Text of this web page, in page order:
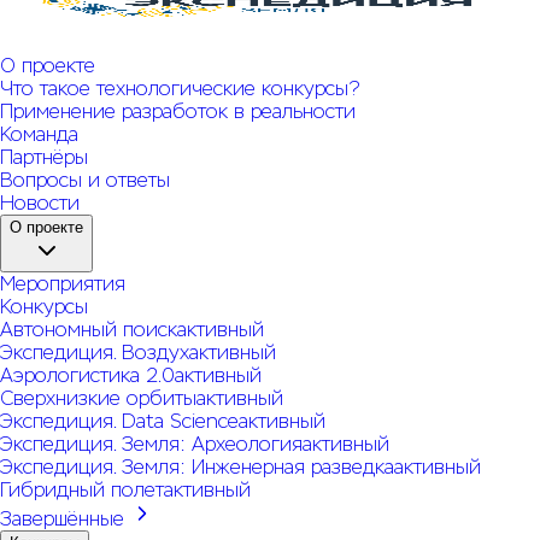
"Экспедиция. Земля"
О проекте
Что такое технологические конкурсы?
Применение разработок в реальности
Команда
Партнёры
Вопросы и ответы
Новости
О проекте
Мероприятия
Конкурсы
Автономный поискактивный
Экспедиция. Воздухактивный
Аэрологистика 2.0активный
Сверхнизкие орбитыактивный
Экспедиция. Data Scienceактивный
Экспедиция. Земля: Археологияактивный
Экспедиция. Земля: Инженерная разведкаактивный
Гибридный полетактивный
Завершённые